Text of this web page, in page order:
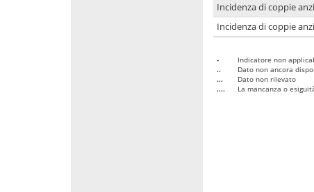
Incidenza di coppie
Incidenza di coppie
-
Indicatore non
..
Dato non ancora
...
Dato non rilevato
....
La mancanza o